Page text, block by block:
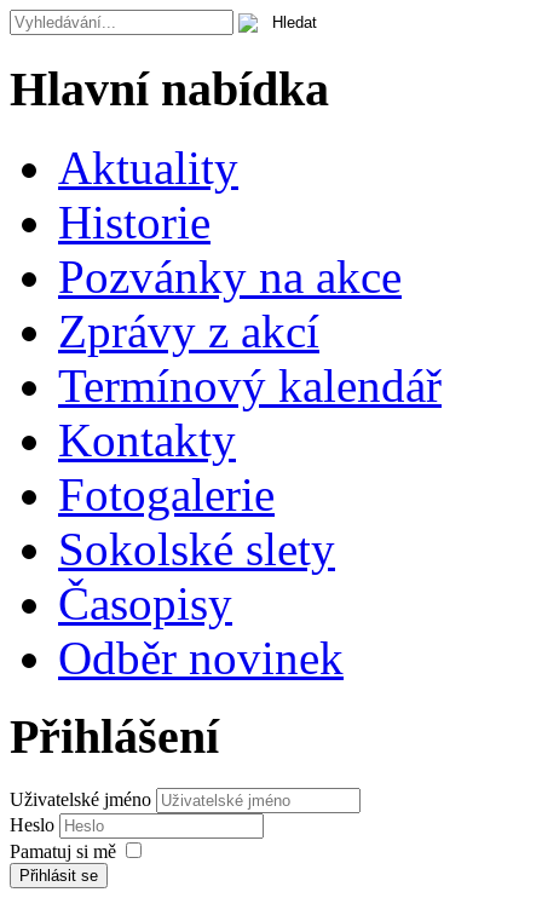
Hlavní nabídka
Aktuality
Historie
Pozvánky na akce
Zprávy z akcí
Termínový kalendář
Kontakty
Fotogalerie
Sokolské slety
Časopisy
Odběr novinek
Přihlášení
Uživatelské jméno
Heslo
Pamatuj si mě
Přihlásit se